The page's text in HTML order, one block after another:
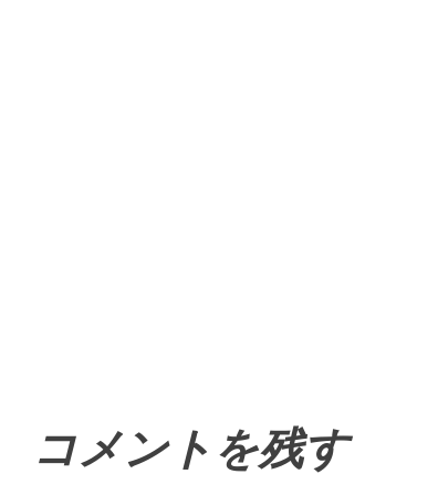
コメントを残す